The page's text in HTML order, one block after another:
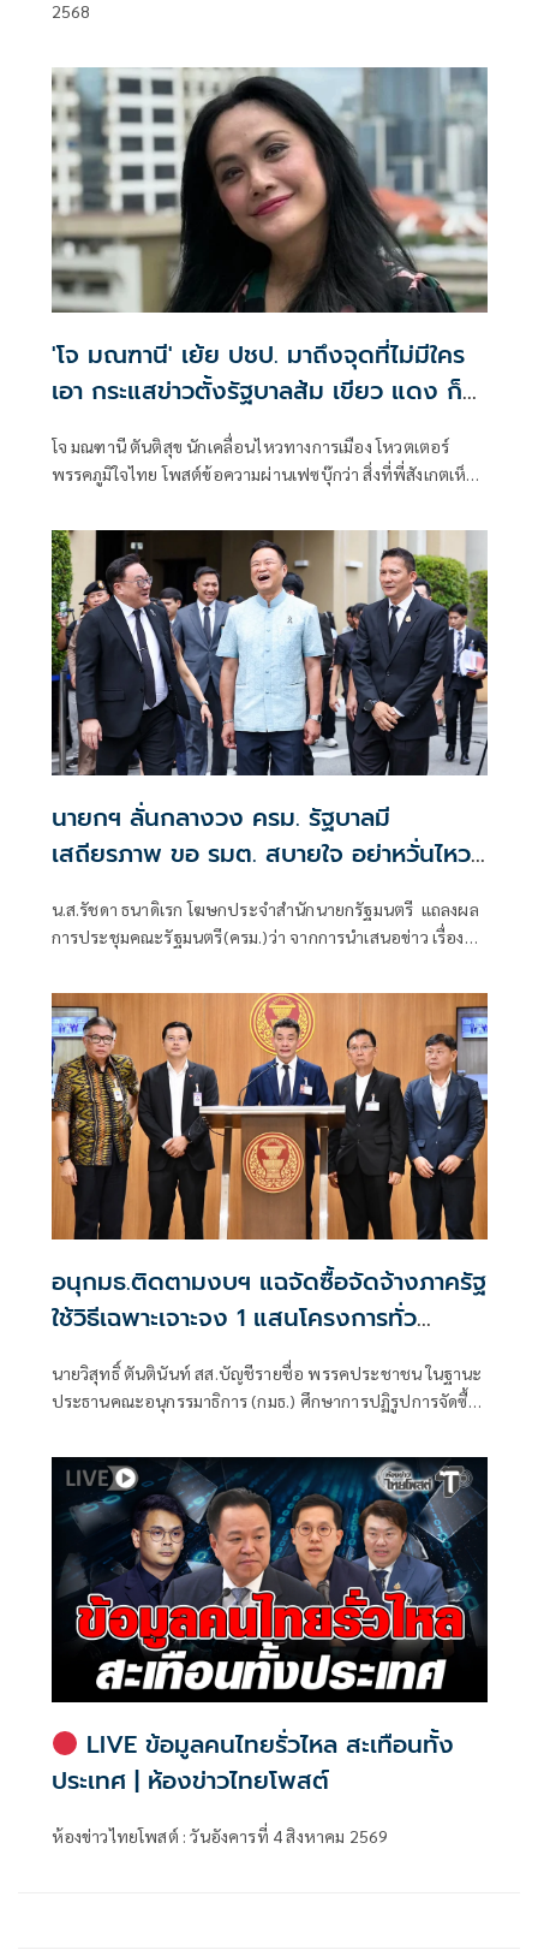
2568
'โจ มณฑานี' เย้ย ปชป. มาถึงจุดที่ไม่มีใคร
เอา กระแสข่าวตั้งรัฐบาลส้ม เขียว แดง ก็
โจ มณฑานี ตันติสุข นักเคลื่อนไหวทางการเมือง โหวตเตอร์
พรรคภูมิใจไทย โพสต์ข้อความผ่านเฟซบุ๊กว่า สิ่งที่พี่สังเกตเห็น
ที่เป็นพรรคที่ทุกฝั่งลืมได้ไงเนี้ย
นายกฯ ลั่นกลางวง ครม. รัฐบาลมี
เสถียรภาพ ขอ รมต. สบายใจ อย่าหวั่นไหว
น.ส.รัชดา ธนาดิเรก โฆษกประจำสำนักนายกรัฐมนตรี แถลงผล
การประชุมคณะรัฐมนตรี(ครม.)ว่า จากการนำเสนอข่าว เรื่อง
ร่วมรัฐบาลและนายกฯไปแล้วว่า รัฐบาลนี้มีเสถียรภาพและ
ทำงานร่วมกันอย่างเต็มที่
อนุกมธ.ติดตามงบฯ แฉจัดซื้อจัดจ้างภาครัฐ
ใช้วิธีเฉพาะเจาะจง 1 แสนโครงการทั่ว
ประเทศ เอื้อทุจริตงบกว่า 5 หมื่นล้านบาท
นายวิสุทธิ์ ตันตินันท์ สส.บัญชีรายชื่อ พรรคประชาชน ในฐานะ
ประธานคณะอนุกรรมาธิการ (กมธ.) ศึกษาการปฏิรูปการจัดซื้อ
ติดตามการบริหารงบประมาณ สภาผู้แทนราษฎร แถลงความ
คืบหน้า "การศึกษาการปฏิรูปการจัดซื้อจัดจ้างภาครัฐ" ว่า คณะ
อนุกรรมาธิการชุดนี้ประกอบด้วยตัวแทน สส.
LIVE ข้อมูลคนไทยรั่วไหล สะเทือนทั้ง
ประเทศ | ห้องข่าวไทยโพสต์
ห้องข่าวไทยโพสต์ : วันอังคารที่ 4 สิงหาคม 2569